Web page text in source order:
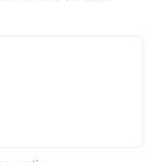
Times
ceux qui font
que ça tombe du